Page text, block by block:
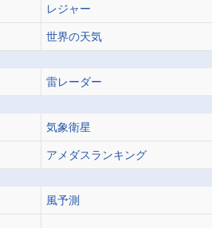
レジャー
世界の天気
雷レーダー
気象衛星
アメダスランキング
風予測